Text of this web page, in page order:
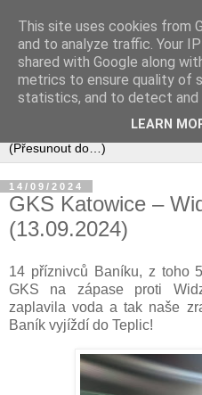
14/09/2024
GKS Katowice –
(13.09.2024)
14 příznivců Baníku, z toho
GKS na zápase proti
zaplavila voda a tak naše
Baník vyjíždí do Teplic!
This site uses cookies from
and to analyze traffic. Your
shared with Google along
metrics to ensure quality of
statistics, and to detect and
LEARN